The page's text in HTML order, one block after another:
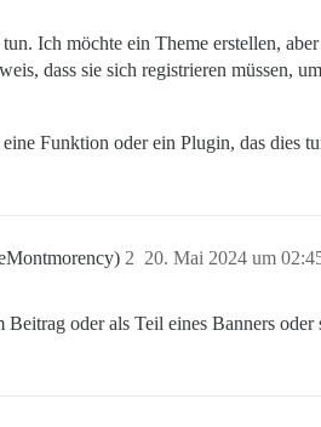
Ich möchte ein Theme erstellen,
dass sie sich registrieren müssen,
Funktion oder ein Plugin, das dies
20. Mai 2024 um
2
oder als Teil eines Banners oder